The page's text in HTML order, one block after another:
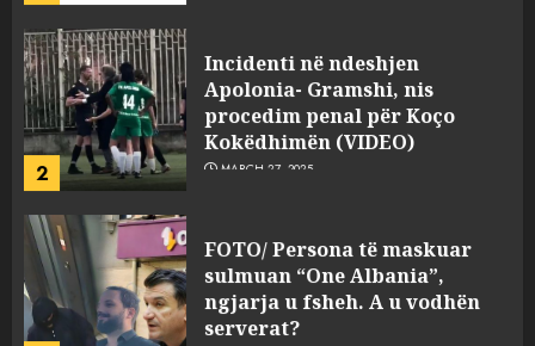
3
FOTO/ Persona të maskuar
sulmuan “One Albania”,
ngjarja u fsheh. A u vodhën
serverat?
MARCH 25, 2025
Prokuroria jep pretencën, ja
çfarë dënimi kërkon për
Mariela dhe Antonela
Berishën